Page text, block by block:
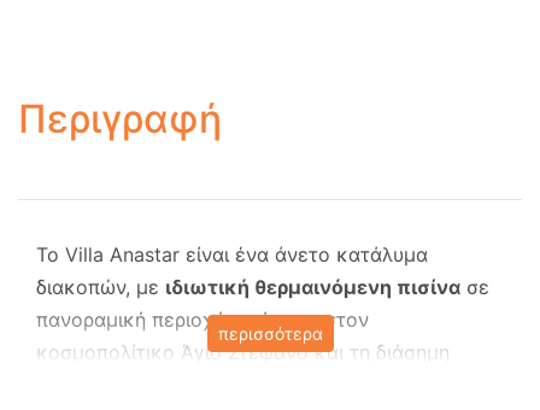
Περιγραφή
Το Villa Anastar είναι ένα άνετο κατάλυμα
διακοπών, με ιδιωτική θερμαινόμενη πισίνα σε
πανοραμική περιοχή, ανάμεσα στον
κοσμοπολίτικο Άγιο Στέφανο και τη διάσημη
περισσότερα